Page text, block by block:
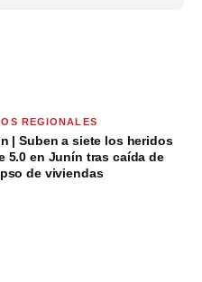
REGIONALES
| Suben a siete los heridos
5.0 en Junín tras caída de
de viviendas